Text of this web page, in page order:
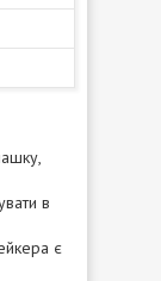
в
є